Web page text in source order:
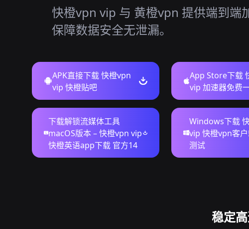
快橙vpn vip 与 黄橙vpn 提供端到端
保障数据安全无泄漏。
APK直接下载 快橙vpn
vip 快橙贴吧
App Store下载
vip 加速器免费
下载解锁流媒体工具
macOS版本 – 快橙vpn vip
快橙英语app下载 官方14
Windows下载
vip 快橙vpn客
测试
稳定